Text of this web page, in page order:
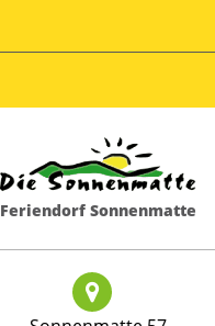
Feriendorf Sonnenmatte